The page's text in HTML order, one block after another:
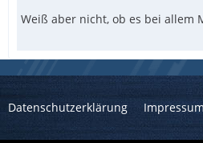
Weiß aber nicht, ob es bei allem
Datenschutzerklärung Impressum